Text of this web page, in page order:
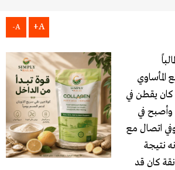
A+
A-
المأساوي
يقطن في
في
اتصال مع
نتيجة
كان قد